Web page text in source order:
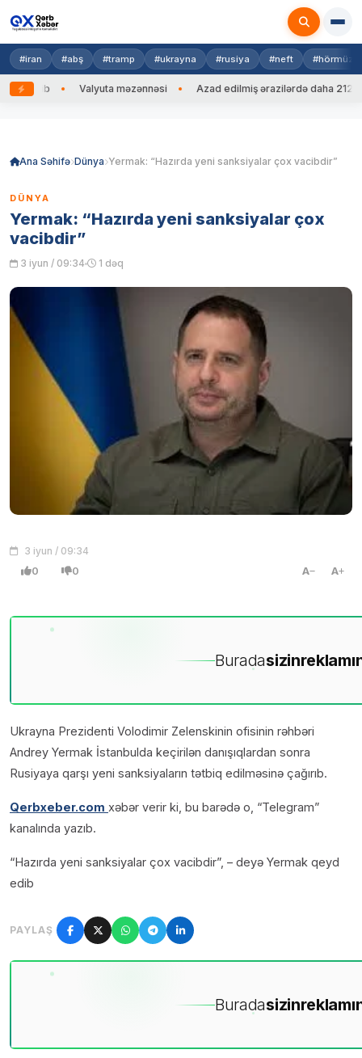
#iran #abş #tramp #ukrayna #rusiya #neft #hörmüz
edib Valyuta məzənnəsi Azad edilmiş ərazilərdə daha 212
Ana Səhifə Dünya Yermak: “Hazırda yeni sanksiyalar çox vacibdir”
DÜNYA
Yermak: “Hazırda yeni sanksiyalar çox
vacibdir”
3 iyun / 09:34 1 dəq
3 iyun / 09:34
0 0 A A
Buradasizin
Ukrayna Prezidenti Volodimir Zelenskinin ofisinin rəhbəri
Andrey Yermak İstanbulda keçirilən danışıqlardan sonra
Rusiyaya qarşı yeni sanksiyaların tətbiq edilməsinə çağırıb.
Qerbxeber.com xəbər verir ki, bu barədə o, “Telegram”
kanalında yazıb.
“Hazırda yeni sanksiyalar çox vacibdir”, – deyə Yermak qeyd
edib
PAYLAŞ
Buradasizin